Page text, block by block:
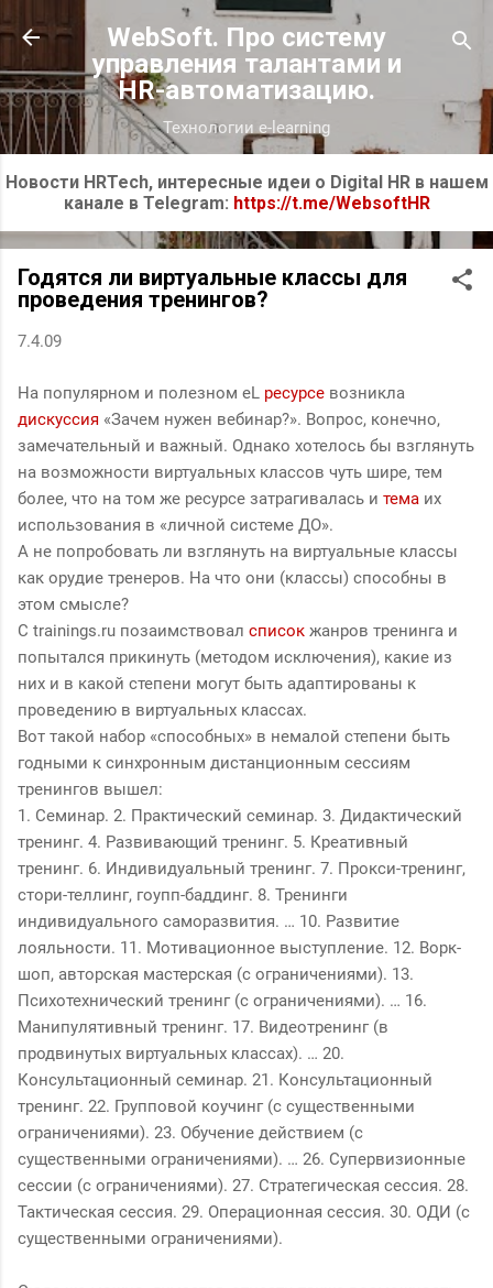
К основному контенту
WebSoft. Про систему
управления талантами и
HR-автоматизацию.
Технологии e-learning
Новости HRTech, интересные идеи о Digital HR в нашем
канале в Telegram: https://t.me/WebsoftHR
Годятся ли виртуальные классы для
проведения тренингов?
7.4.09
На популярном и полезном eL ресурсе возникла
дискуссия «Зачем нужен вебинар?». Вопрос, конечно,
замечательный и важный. Однако хотелось бы взглянуть
на возможности виртуальных классов чуть шире, тем
более, что на том же ресурсе затрагивалась и тема их
использования в «личной системе ДО».
А не попробовать ли взглянуть на виртуальные классы
как орудие тренеров. На что они (классы) способны в
этом смысле?
С trainings.ru позаимствовал список жанров тренинга и
попытался прикинуть (методом исключения), какие из
них и в какой степени могут быть адаптированы к
проведению в виртуальных классах.
Вот такой набор «способных» в немалой степени быть
годными к синхронным дистанционным сессиям
тренингов вышел:
1. Семинар. 2. Практический семинар. 3. Дидактический
тренинг. 4. Развивающий тренинг. 5. Креативный
тренинг. 6. Индивидуальный тренинг. 7. Прокси-тренинг,
стори-теллинг, гоупп-баддинг. 8. Тренинги
индивидуального саморазвития. … 10. Развитие
лояльности. 11. Мотивационное выступление. 12. Ворк-
шоп, авторская мастерская (с ограничениями). 13.
Психотехнический тренинг (с ограничениями). … 16.
Манипулятивный тренинг. 17. Видеотренинг (в
продвинутых виртуальных классах). … 20.
Консультационный семинар. 21. Консультационный
тренинг. 22. Групповой коучинг (с существенными
ограничениями). 23. Обучение действием (с
существенными ограничениями). … 26. Супервизионные
сессии (с ограничениями). 27. Стратегическая сессия. 28.
Тактическая сессия. 29. Операционная сессия. 30. ОДИ (с
существенными ограничениями).